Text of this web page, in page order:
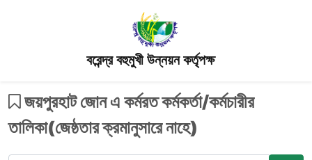
বরেন্দ্র বহুমুখী উন্নয়ন কর্তৃপক্ষ
জয়পুরহাট জোন এ কর্মরত কর্মকর্তা/কর্মচারীর
তালিকা(জেষ্ঠতার ক্রমানুসারে নাহে)